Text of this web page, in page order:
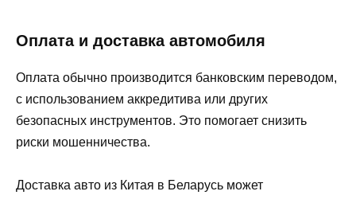
Оплата и доставка автомобиля
Оплата обычно производится банковским переводом,
с использованием аккредитива или других
безопасных инструментов. Это помогает снизить
риски мошенничества.
Доставка авто из Китая в Беларусь может